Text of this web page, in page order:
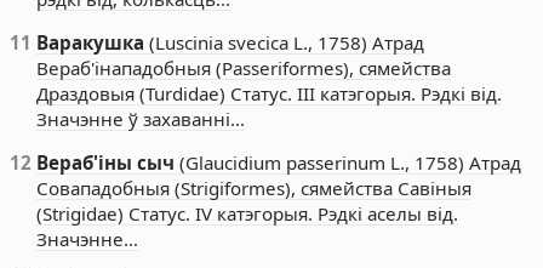
11 Варакушка (Luscinia svecica L., 1758) Атрад
Вераб'інападобныя (Passeriformes), сямейства
Драздовыя (Turdidae) Статус. III катэгорыя. Рэдкі від.
Значэнне ў захаванні…
12 Вераб'іны сыч (Glaucidium passerinum L., 1758) Атрад
Совападобныя (Strigiformes), сямейства Савіныя
(Strigidae) Статус. IV катэгорыя. Рэдкі аселы від.
Значэнне…